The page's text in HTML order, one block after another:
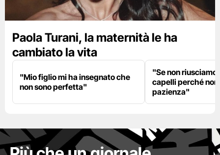
Paola Turani, la maternità le ha
cambiato la vita
"Mio figlio mi ha insegnato che
non sono perfetta"
"Se non riusciamo
capelli perché
pazienza"